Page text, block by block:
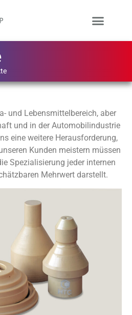
und Lebensmittelbereich, aber
und in der Automobilindustrie
eine weitere Herausforderung,
Kunden meistern müssen
Spezialisierung jeder internen
Mehrwert darstellt.